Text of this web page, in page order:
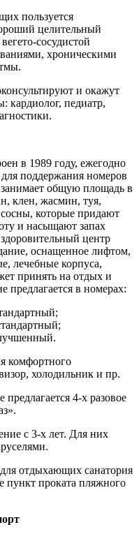
пользуется
целительный
сосудистой
хроническими
и окажут
педиатр,
в 1989 году, ежегодно
поддержания номеров
общую площадь в
клен, жасмин, туя,
которые придают
и насыщают запах
центр
оснащенное лифтом,
лечебные корпуса,
принять на отдых и
предлагается в номерах:
комфортного
холодильник и пр.
4-х разовое
с 3-х лет. Для них
отдыхающих санатория
пункт проката пляжного